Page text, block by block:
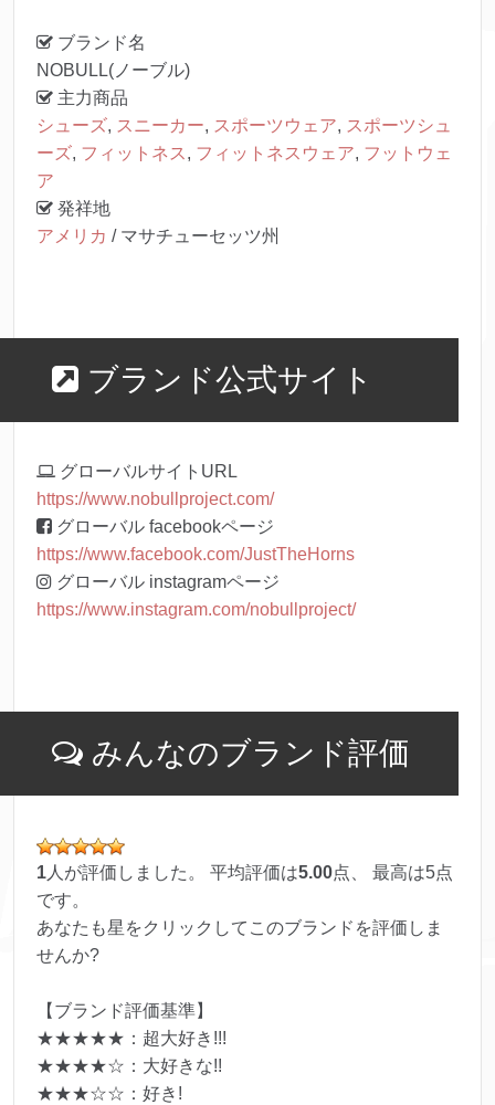
ブランド名
NOBULL(ノーブル)
主力商品
シューズ, スニーカー, スポーツウェア, スポーツシュ
ーズ, フィットネス, フィットネスウェア, フットウェ
ア
発祥地
アメリカ / マサチューセッツ州
ブランド公式サイト
グローバルサイトURL
https://www.nobullproject.com/
グローバル facebookページ
https://www.facebook.com/JustTheHorns
グローバル instagramページ
https://www.instagram.com/nobullproject/
みんなのブランド評価
1人が評価しました。 平均評価は5.00点、 最高は5点
です。
あなたも星をクリックしてこのブランドを評価しま
せんか?
【ブランド評価基準】
★★★★★：超大好き!!!
★★★★☆：大好きな!!
★★★☆☆：好き!